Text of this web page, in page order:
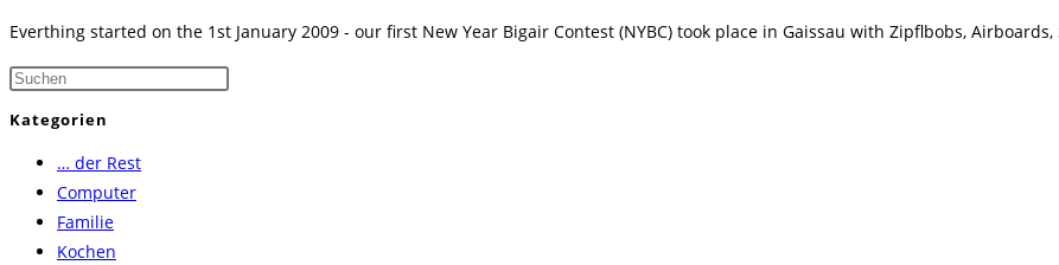
Everthing started on the 1st January 2009 - our first New Year Bigair Contest (NYBC) took place in Gaissau with Zipflbobs,
Press
Kategorien
… der Rest
Computer
Familie
Kochen